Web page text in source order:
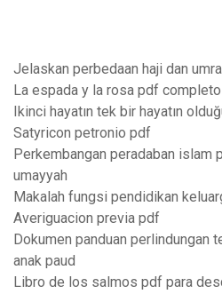
Jelaskan perbedaan haji dan
La espada y la rosa pdf completo
Ikinci hayatın tek bir hayatın
Satyricon petronio pdf
Perkembangan peradaban islam
umayyah
Makalah fungsi pendidikan
Averiguacion previa pdf
Dokumen panduan perlindungan
anak paud
Libro de los salmos pdf para